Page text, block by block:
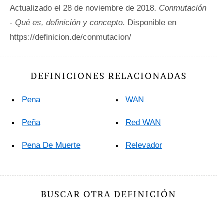
Actualizado el 28 de noviembre de 2018. Conmutación
- Qué es, definición y concepto. Disponible en
https://definicion.de/conmutacion/
DEFINICIONES RELACIONADAS
Pena
Peña
Pena De Muerte
WAN
Red WAN
Relevador
BUSCAR OTRA DEFINICIÓN